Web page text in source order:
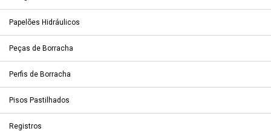
Papelões Hidráulicos
Peças de Borracha
Perfis de Borracha
Pisos Pastilhados
Registros